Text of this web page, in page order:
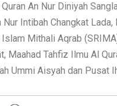
An Nur Diniyah
Nur Intibah Changkat
Mithali Aqrab
Maahad Tahfiz Ilmu Al
Ummi Aisyah dan Pusat